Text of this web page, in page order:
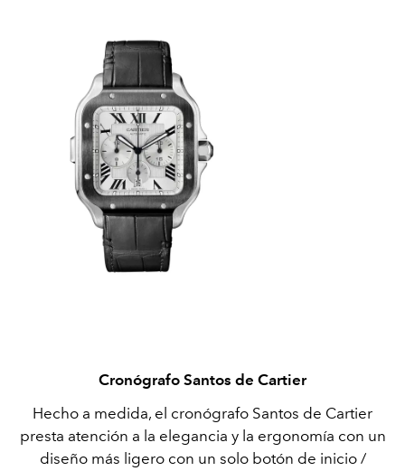
Cronógrafo Santos de Cartier
Hecho a medida, el cronógrafo Santos de Cartier
presta atención a la elegancia y la ergonomía con un
diseño más ligero con un solo botón de inicio /